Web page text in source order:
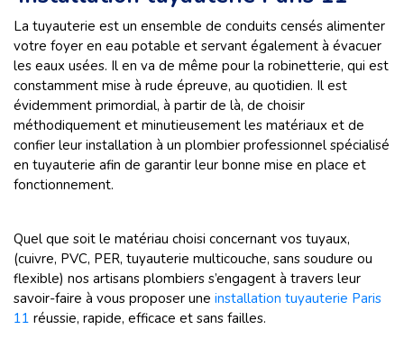
La tuyauterie est un ensemble de conduits censés alimenter
votre foyer en eau potable et servant également à évacuer
les eaux usées. Il en va de même pour la robinetterie, qui est
constamment mise à rude épreuve, au quotidien. Il est
évidemment primordial, à partir de là, de choisir
méthodiquement et minutieusement les matériaux et de
confier leur installation à un plombier professionnel spécialisé
en tuyauterie afin de garantir leur bonne mise en place et
fonctionnement.
Quel que soit le matériau choisi concernant vos tuyaux,
(cuivre, PVC, PER, tuyauterie multicouche, sans soudure ou
flexible) nos artisans plombiers s’engagent à travers leur
savoir-faire à vous proposer une installation tuyauterie Paris
11 réussie, rapide, efficace et sans failles.